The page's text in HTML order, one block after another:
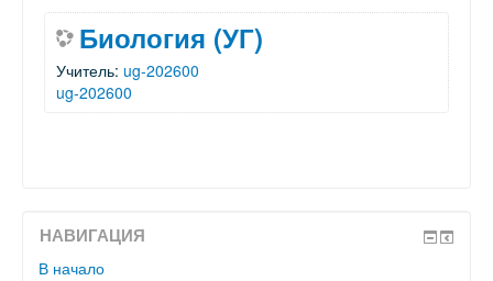
Биология (УГ)
Учитель: ug-202600
ug-202600
НАВИГАЦИЯ
В начало